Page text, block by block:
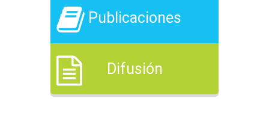
Publicaciones
Difusión